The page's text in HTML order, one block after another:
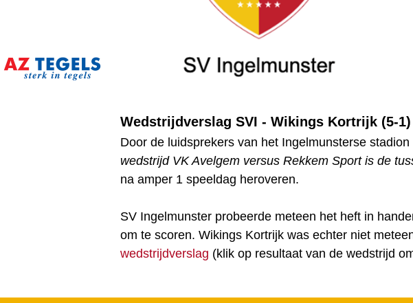
Wedstrijdverslag SVI - Wikings Kortrijk (5-1)
Door de luidsprekers van het Ingelmunsterse
wedstrijd VK Avelgem versus Rekkem Sport is de
na amper 1 speeldag heroveren.
SV Ingelmunster probeerde meteen het heft in
om te scoren. Wikings Kortrijk was echter niet
wedstrijdverslag (klik op resultaat van de wedstrijd